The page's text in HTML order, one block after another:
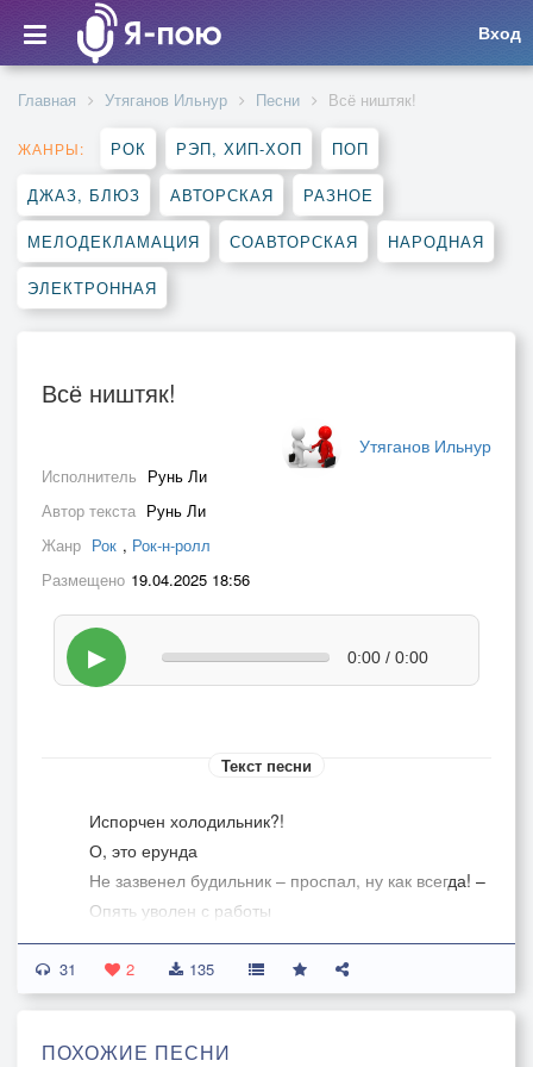
Вход
Главная Утяганов Ильнур Песни Всё ништяк!
ЖАНРЫ: РОК РЭП, ХИП-ХОП ПОП
ДЖАЗ, БЛЮЗ АВТОРСКАЯ РАЗНОЕ
МЕЛОДЕКЛАМАЦИЯ СОАВТОРСКАЯ НАРОДНАЯ
ЭЛЕКТРОННАЯ
Всё ништяк!
Утяганов Ильнур
Исполнитель Рунь Ли
Автор текста Рунь Ли
Жанр Рок , Рок-н-ролл
Размещено 19.04.2025 18:56
▶ 0:00 / 0:00
Текст песни
Испорчен холодильник?!
О, это ерунда
Не зазвенел будильник – проспал, ну как всегда! –
Опять уволен с работы
Ну и к черту эту жуть
Бесплатно только кошки
Ну а я уж как-нибудь…
Но у меня есть гитара, значит всё ништяк!
31 2 135
ПОХОЖИЕ ПЕСНИ